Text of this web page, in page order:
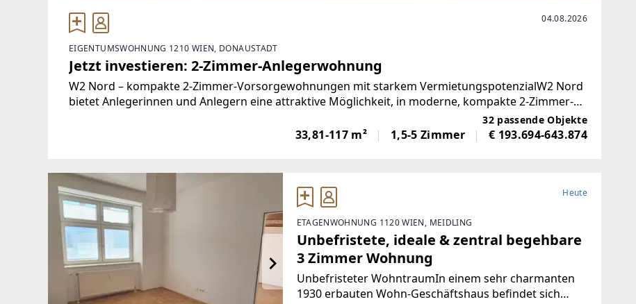
04.08.2026
EIGENTUMSWOHNUNG 1210 WIEN, DONAUSTADT
Jetzt investieren: 2-Zimmer-Anlegerwohnung
W2 Nord – kompakte 2-Zimmer-Vorsorgewohnungen mit starkem VermietungspotenzialW2 Nord
bietet Anlegerinnen und Anlegern eine attraktive Möglichkeit, in moderne, kompakte 2-Zimmer-
32 passende Objekte
33,81-117 m² 1,5-5 Zimmer € 193.694-643.874
Heute
ETAGENWOHNUNG 1120 WIEN, MEIDLING
Unbefristete, ideale & zentral begehbare
3 Zimmer Wohnung
Unbefristeter WohntraumIn einem sehr charmanten
1930 erbauten Wohn-Geschäftshaus befindet sich